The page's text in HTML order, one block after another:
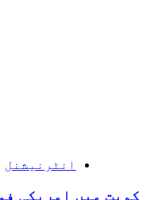
انٹرنیشنل
کویت میں امریکی